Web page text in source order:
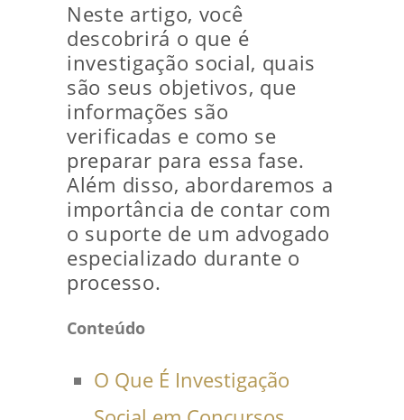
Neste artigo, você
descobrirá o que é
investigação social, quais
são seus objetivos, que
informações são
verificadas e como se
preparar para essa fase.
Além disso, abordaremos a
importância de contar com
o suporte de um advogado
especializado durante o
processo.
Conteúdo
O Que É Investigação